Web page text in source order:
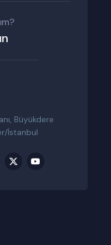
Büyükdere
İstanbul